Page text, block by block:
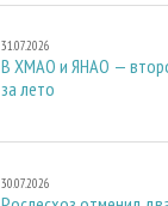
31.07.2026
В ХМАО и ЯНАО —
за лето
30.07.2026